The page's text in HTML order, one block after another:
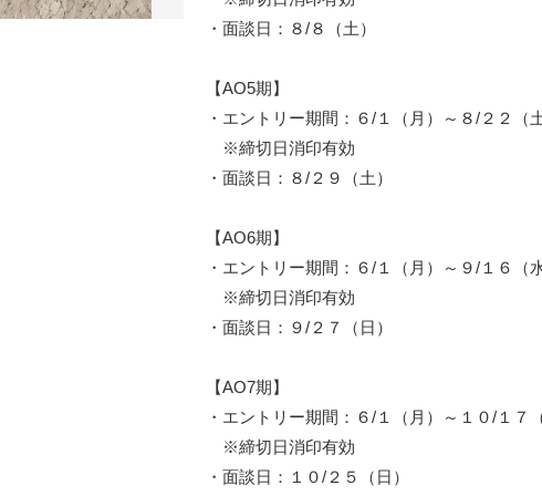
・面談日：８/８（土）
【AO5期】
・エントリー期間：６/１（月）～８/２２（土
※締切日消印有効
・面談日：８/２９（土）
【AO6期】
・エントリー期間：６/１（月）～９/１６（水
※締切日消印有効
・面談日：９/２７（日）
【AO7期】
・エントリー期間：６/１（月）～１０/１７（
※締切日消印有効
・面談日：１０/２５（日）